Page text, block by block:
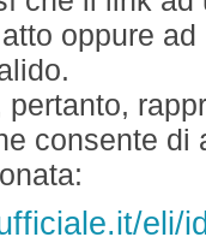
oppure
pertanto,
consente
eli/